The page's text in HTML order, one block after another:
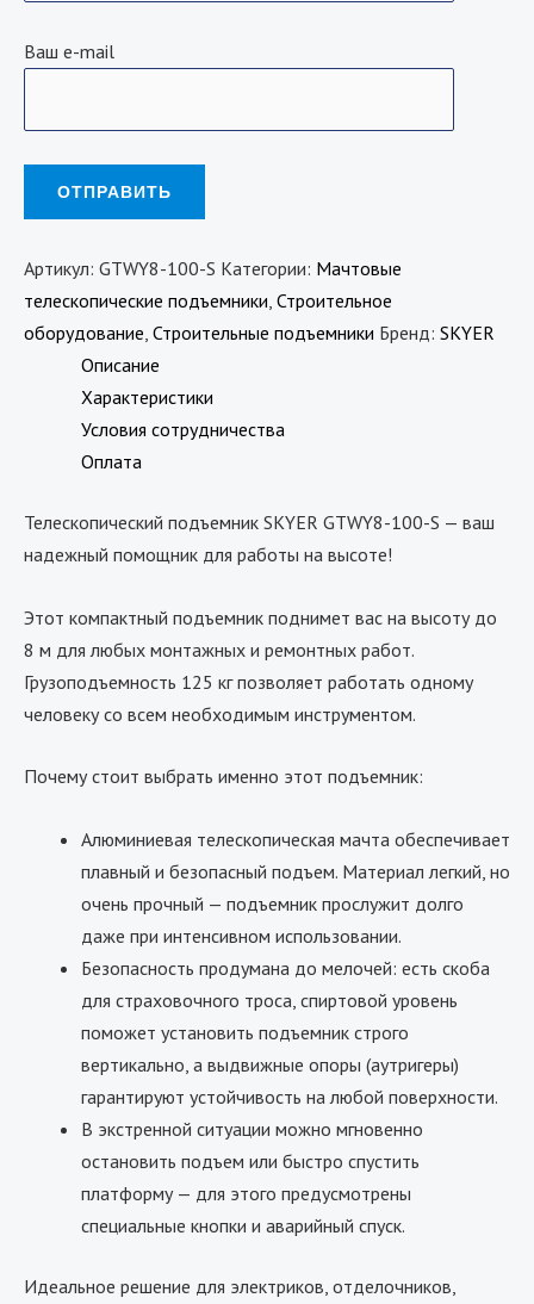
Ваш e-mail
Артикул: GTWY8-100-S Категории: Мачтовые
телескопические подъемники, Строительное
оборудование, Строительные подъемники Бренд: SKYER
Описание
Характеристики
Условия сотрудничества
Оплата
Телескопический подъемник SKYER GTWY8-100-S — ваш
надежный помощник для работы на высоте!
Этот компактный подъемник поднимет вас на высоту до
8 м для любых монтажных и ремонтных работ.
Грузоподъемность 125 кг позволяет работать одному
человеку со всем необходимым инструментом.
Почему стоит выбрать именно этот подъемник:
Алюминиевая телескопическая мачта обеспечивает
плавный и безопасный подъем. Материал легкий, но
очень прочный — подъемник прослужит долго
даже при интенсивном использовании.
Безопасность продумана до мелочей: есть скоба
для страховочного троса, спиртовой уровень
поможет установить подъемник строго
вертикально, а выдвижные опоры (аутригеры)
гарантируют устойчивость на любой поверхности.
В экстренной ситуации можно мгновенно
остановить подъем или быстро спустить
платформу — для этого предусмотрены
специальные кнопки и аварийный спуск.
Идеальное решение для электриков, отделочников,